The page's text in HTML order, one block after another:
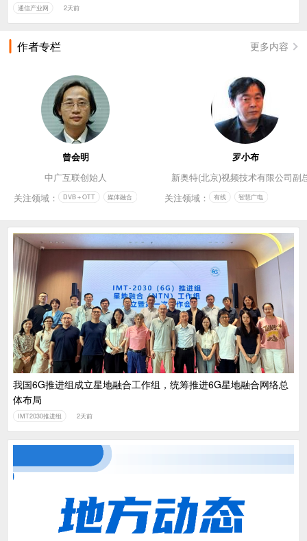
通信产业网 2天前
作者专栏 更多内容
曾会明
中广互联创始人
关注领域：
DVB＋OTT 媒体融合
罗小布
新奥特(北京)视频技术有限公司副
关注领域：
有线 智慧广电
我国6G推进组成立星地融合工作组，统筹推进6G星地融合网络总
体布局
IMT2030推进组 2天前